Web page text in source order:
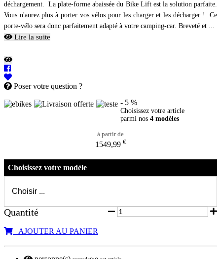
déchargement. La plate-forme abaissée du Bike Lift est la solution parfaite.
Vous n'aurez plus à porter vos vélos pour les charger et les décharger ! Ce
porte-vélo sera donc parfaitement adapté à votre camping-car. Breveté et ...
Lire la suite
Poser votre question ?
- 5 %
Choisissez votre article
parmi nos 4 modèles
à partir de
1549,99 €
Choisissez votre modèle
Quantité
AJOUTER AU PANIER